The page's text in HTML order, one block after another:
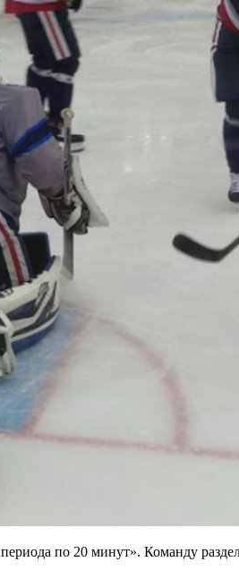
по 20 минут». Команду